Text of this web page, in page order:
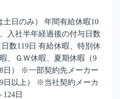
土日のみ） 年間有給休暇10
入社半年経過後の付与日数
数119日 有給休暇、特別休
、ＧＷ休暇、夏期休暇（9
日） ※一部契約先メーカー
日以上） ※当社契約メーカ
日